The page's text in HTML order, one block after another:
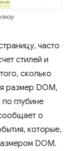
часто
стилей и
сколько
размер DOM,
глубине
о
которые,
DOM.